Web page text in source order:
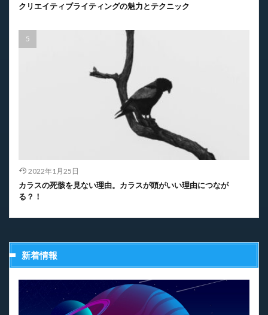
クリエイティブライティングの魅力とテクニック
2022年1月25日
カラスの死骸を見ない理由。カラスが頭がいい理由につなが
る？！
新着情報